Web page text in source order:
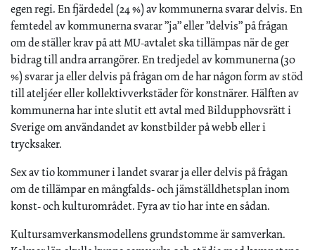
egen regi. En fjärdedel (24 %) av kommunerna svarar delvis. En
femtedel av kommunerna svarar ”ja” eller ”delvis” på frågan
om de ställer krav på att MU-avtalet ska tillämpas när de ger
bidrag till andra arrangörer. En tredjedel av kommunerna (30
%) svarar ja eller delvis på frågan om de har någon form av stöd
till ateljéer eller kollektivverkstäder för konstnärer. Hälften av
kommunerna har inte slutit ett avtal med Bildupphovsrätt i
Sverige om användandet av konstbilder på webb eller i
trycksaker.
Sex av tio kommuner i landet svarar ja eller delvis på frågan
om de tillämpar en mångfalds- och jämställdhetsplan inom
konst- och kulturområdet. Fyra av tio har inte en sådan.
Kultursamverkansmodellens grundstomme är samverkan.